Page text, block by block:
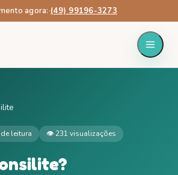
agora:·(49) 99196-3273
de leitura 👁231 visualizações
?